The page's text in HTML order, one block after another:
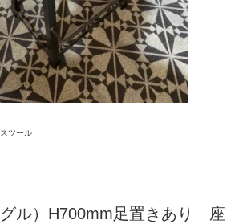
スツール
ル）H700mm足置きあり 座